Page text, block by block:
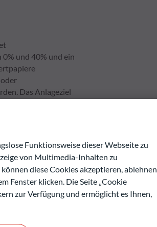
und 40% und ein
Das Anlageziel
zu erwirtschaften
Funktionsweise dieser Webseite zu
von Multimedia-Inhalten zu
diese Cookies akzeptieren, ablehnen
Fenster klicken. Die Seite „Cookie
zur Verfügung und ermöglicht es Ihnen,